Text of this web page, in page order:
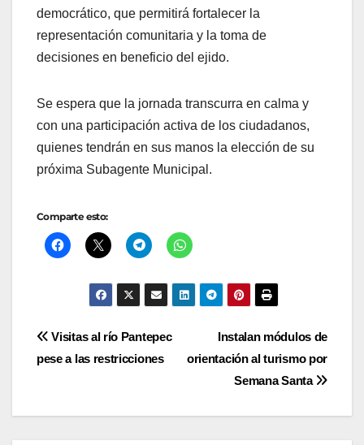
democrático, que permitirá fortalecer la
representación comunitaria y la toma de
decisiones en beneficio del ejido.
Se espera que la jornada transcurra en calma y
con una participación activa de los ciudadanos,
quienes tendrán en sus manos la elección de su
próxima Subagente Municipal.
Comparte esto:
Navegación
de
entradas
Instalan módulos de
orientación al turismo por
Semana Santa
Visitas al río Pantepec
pese a las restricciones